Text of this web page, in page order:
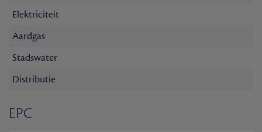
Elektriciteit
Aardgas
Stadswater
Distributie
EPC